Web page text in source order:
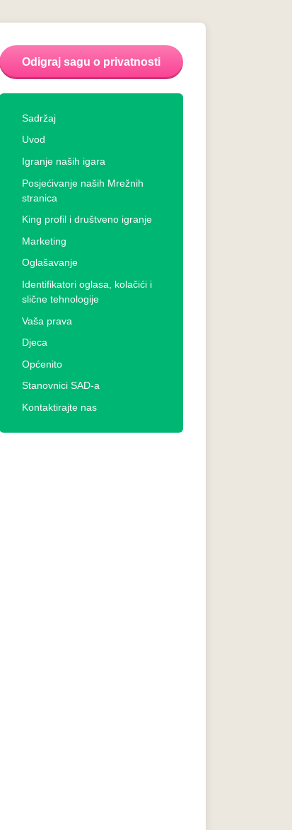
Odigraj sagu o privatnosti
Sadržaj
Uvod
Igranje naših igara
Posjećivanje naših Mrežnih
stranica
King profil i društveno igranje
Marketing
Oglašavanje
Identifikatori oglasa, kolačići i
slične tehnologije
Vaša prava
Djeca
Općenito
Stanovnici SAD-a
Kontaktirajte nas